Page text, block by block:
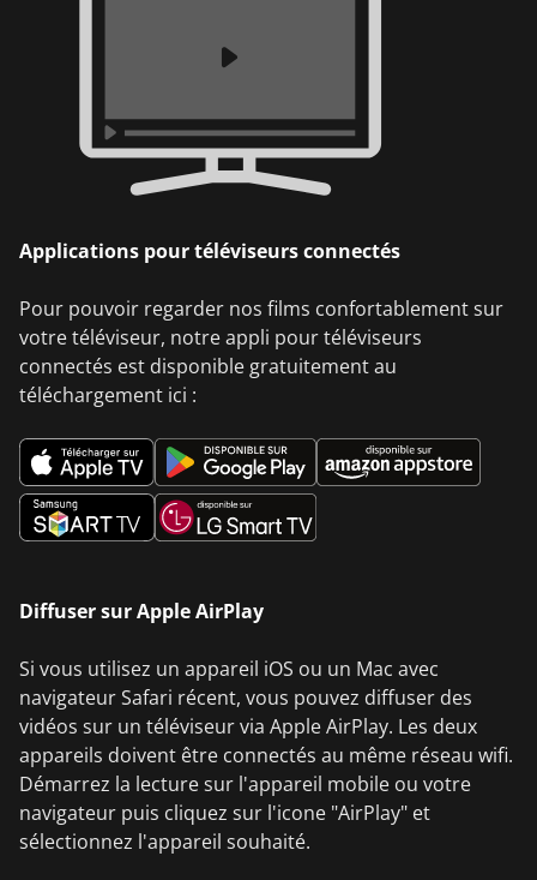
Applications pour téléviseurs connectés
Pour pouvoir regarder nos films confortablement sur
votre téléviseur, notre appli pour téléviseurs
connectés est disponible gratuitement au
téléchargement ici :
Diffuser sur Apple AirPlay
Si vous utilisez un appareil iOS ou un Mac avec
navigateur Safari récent, vous pouvez diffuser des
vidéos sur un téléviseur via Apple AirPlay. Les deux
appareils doivent être connectés au même réseau wifi.
Démarrez la lecture sur l'appareil mobile ou votre
navigateur puis cliquez sur l'icone "AirPlay" et
sélectionnez l'appareil souhaité.